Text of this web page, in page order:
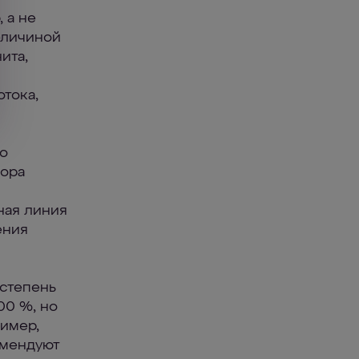
а не
линия
%, но